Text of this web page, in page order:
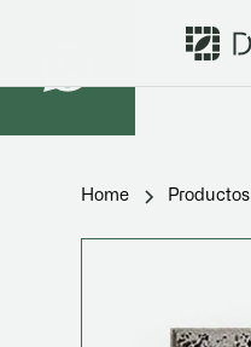
Home Productos